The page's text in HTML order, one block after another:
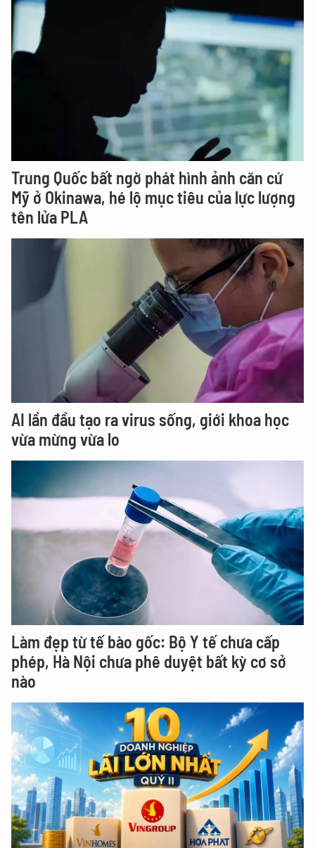
Trung Quốc bất ngờ phát hình ảnh căn cứ
Mỹ ở Okinawa, hé lộ mục tiêu của lực lượng
tên lửa PLA
AI lần đầu tạo ra virus sống, giới khoa học
vừa mừng vừa lo
Làm đẹp từ tế bào gốc: Bộ Y tế chưa cấp
phép, Hà Nội chưa phê duyệt bất kỳ cơ sở
nào